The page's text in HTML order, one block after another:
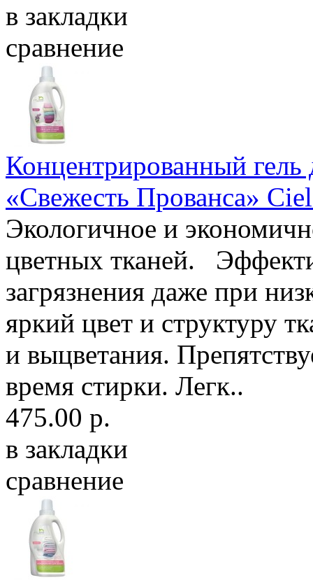
в закладки
сравнение
Концентрированный гель
«Свежесть Прованса»
Экологичное и
цветных тканей.
загрязнения даже при
яркий цвет и структуру
и выцветания.
время стирки. Легк..
475.00 р.
в закладки
сравнение